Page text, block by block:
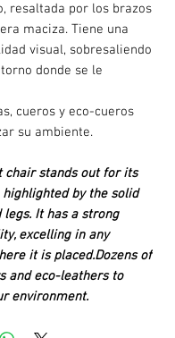
resaltada por los brazos
maciza. Tiene una
visual, sobresaliendo
donde se le
cueros y eco-cueros
su ambiente.
chair stands out for its
by the solid
legs. It has a strong
excelling in any
it is placed.Dozens of
and eco-leathers to
environment.